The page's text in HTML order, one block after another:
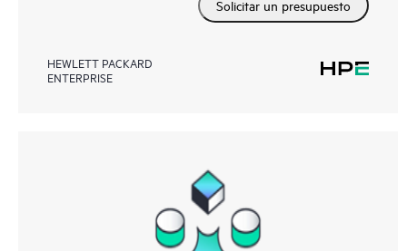
Solicitar un presupuesto
HEWLETT PACKARD
ENTERPRISE